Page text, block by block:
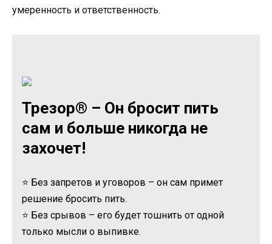
умеренность и ответственность.
Трезор® – Он бросит пить
сам и больше никогда не
захочет!
⭐ Без запретов и уговоров – он сам примет
решение бросить пить.
⭐ Без срывов – его будет тошнить от одной
только мысли о выпивке.